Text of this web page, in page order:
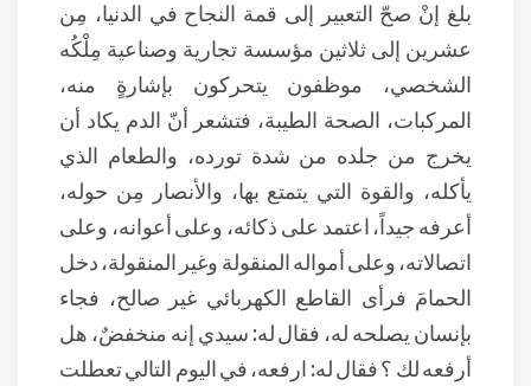
بلغ إنْ صحّ التعبير إلى قمة النجاح في الدنيا، مِن
عشرين إلى ثلاثين مؤسسة تجارية وصناعية مِلْكُه
الشخصي، موظفون يتحركون بإشارةٍ منه،
المركبات، الصحة الطيبة، فتشعر أنّ الدم يكاد أن
يخرج من جلده من شدة تورده، والطعام الذي
يأكله، والقوة التي يتمتع بها، والأنصار مِن حوله،
أعرفه جيداً، اعتمد على ذكائه، وعلى أعوانه، وعلى
اتصالاته، وعلى أمواله المنقولة وغير المنقولة، دخل
الحمامَ فرأى القاطع الكهربائي غير صالح، فجاء
بإنسان يصلحه له، فقال له: سيدي إنه منخفضٌ، هل
أرفعه لك ؟ فقال له: ارفعه، في اليوم التالي تعطلت